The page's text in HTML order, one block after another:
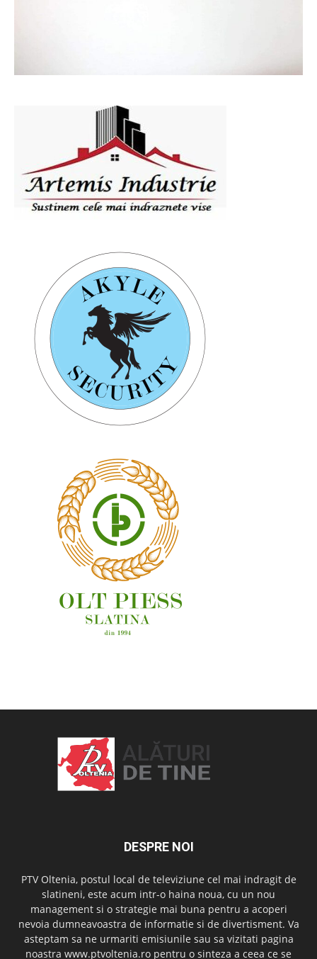
DESPRE NOI
PTV Oltenia, postul local de televiziune cel mai indragit de
slatineni, este acum intr-o haina noua, cu un nou
management si o strategie mai buna pentru a acoperi
nevoia dumneavoastra de informatie si de divertisment. Va
asteptam sa ne urmariti emisiunile sau sa vizitati pagina
noastra www.ptvoltenia.ro pentru o sinteza a ceea ce se